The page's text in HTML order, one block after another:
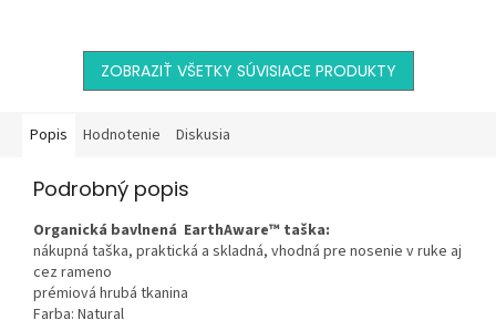
ZOBRAZIŤ VŠETKY SÚVISIACE PRODUKTY
Popis Hodnotenie Diskusia
Podrobný popis
Organická bavlnená EarthAware™ taška:
nákupná taška, praktická a skladná, vhodná pre nosenie v ruke aj
cez rameno
prémiová hrubá tkanina
Farba: Natural